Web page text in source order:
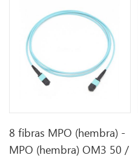
8 fibras MPO (hembra) -
MPO (hembra) OM3 50 /